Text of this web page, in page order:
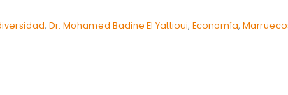
, Dr. Mohamed Badine El Yattioui, Economía,